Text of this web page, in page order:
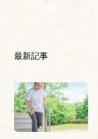
最新記事